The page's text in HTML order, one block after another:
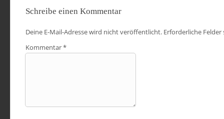
Schreibe einen Kommentar
Deine E-Mail-Adresse wird nicht veröffentlicht. Erforderliche
Kommentar*